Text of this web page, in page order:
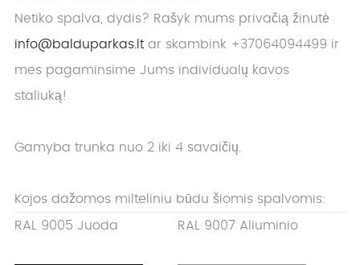
Netiko spalva, dydis? Rašyk mums privačią žinutė
info@balduparkas.lt ar skambink +37064094499 ir
mes pagaminsime Jums individualų kavos
staliuką!
Gamyba trunka nuo 2 iki 4 savaičių.
Kojos dažomos milteliniu būdu šiomis spalvomis:
RAL 9005 Juoda RAL 9007 Aliuminio